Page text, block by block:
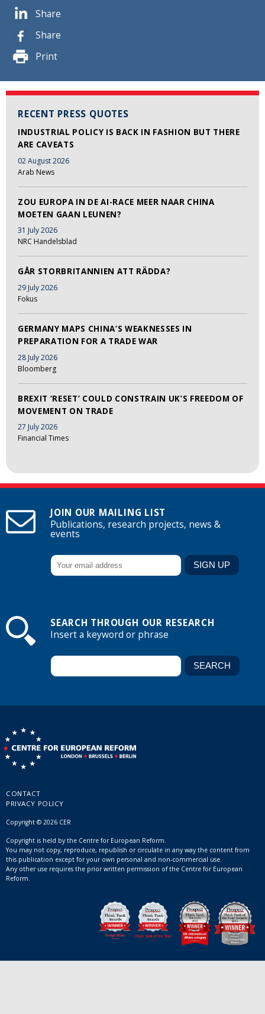
Share
Share
Print
RECENT PRESS QUOTES
INDUSTRIAL POLICY IS BACK IN FASHION BUT THERE
ARE CAVEATS
02 August 2026
Arab News
ZOU EUROPA IN DE AI-RACE MEER NAAR CHINA
MOETEN GAAN LEUNEN?
31 July 2026
NRC Handelsblad
GÅR STORBRITANNIEN ATT RÄDDA?
29 July 2026
Fokus
GERMANY MAPS CHINA’S WEAKNESSES IN
PREPARATION FOR A TRADE WAR
28 July 2026
Bloomberg
BREXIT ‘RESET’ COULD CONSTRAIN UK’S FREEDOM OF
MOVEMENT ON TRADE
27 July 2026
Financial Times
JOIN OUR MAILING LIST
Publications, research projects, news &
events
SEARCH THROUGH OUR RESEARCH
Insert a keyword or phrase
CONTACT
PRIVACY POLICY
Copyright © 2026 CER
Copyright is held by the Centre for European Reform.
You may not copy, reproduce, republish or circulate in any way the content from
this publication except for your own personal and non-commercial use.
Any other use requires the prior written permission of the Centre for European
Reform.